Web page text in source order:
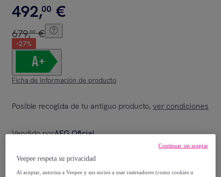
492,00 €
679,00 €
-27%
Ficha de información de producto
Posible recogida de tu antiguo producto, ver condiciones
Vendido porAEG Oficial
Veepee respeta su privacidad
Al aceptar, autoriza a Veepee y sus socios a usar rastreadores (como cookies u
Continuar sin aceptar